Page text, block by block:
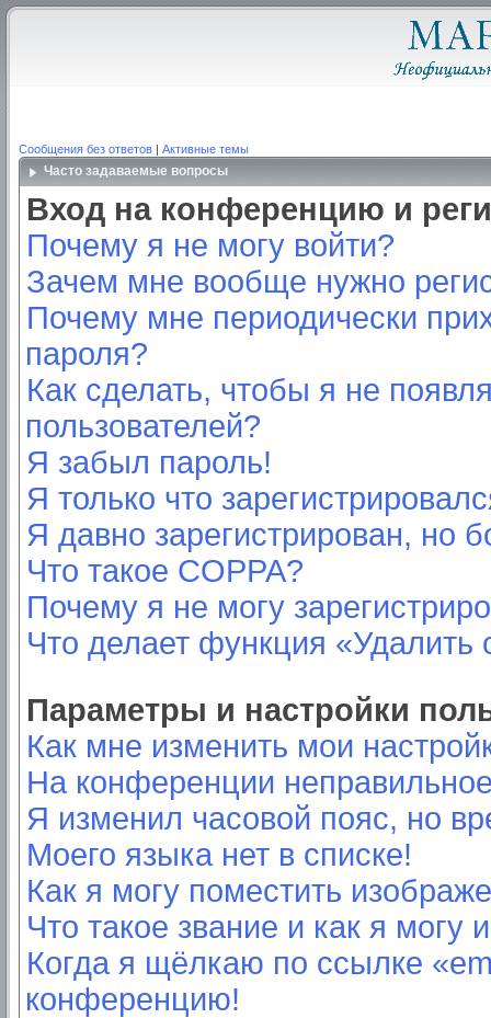
Сообщения без ответов | Активные темы
Часто задаваемые вопросы
Вход на конференцию и
Почему я не могу войти?
Зачем мне вообще нужно
Почему мне периодически
пароля?
Как сделать, чтобы я не
пользователей?
Я забыл пароль!
Я только что
Я давно зарегистрирован, но
Что такое COPPA?
Почему я не могу
Что делает функция
Параметры и настройки
Как мне изменить мои
На конференции
Я изменил часовой пояс, но
Моего языка нет в списке!
Как я могу поместить
Что такое звание и как я могу
Когда я щёлкаю по ссылке
конференцию!